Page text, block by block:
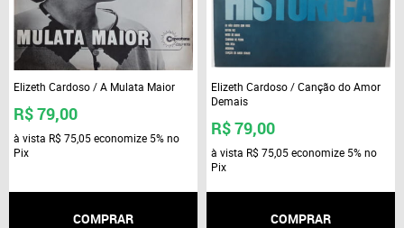
Elizeth Cardoso / A Mulata Maior
R$ 79,00
à vista R$ 75,05economize 5%no
Pix
COMPRAR
Elizeth Cardoso / Canção do Amor
Demais
R$ 79,00
à vista R$ 75,05economize 5%no
Pix
COMPRAR